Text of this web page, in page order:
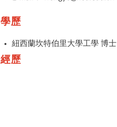
學歷
紐西蘭坎特伯里大學工學 博士
經歷